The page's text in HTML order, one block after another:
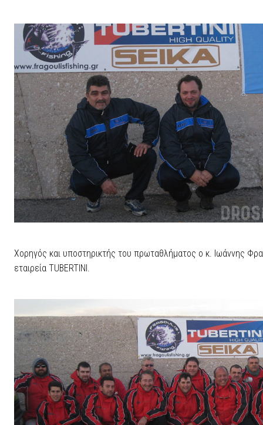
Χορηγός και υποστηρικτής του πρωταθλήματος ο κ. Ιωάννης
εταιρεία TUBERTINI.